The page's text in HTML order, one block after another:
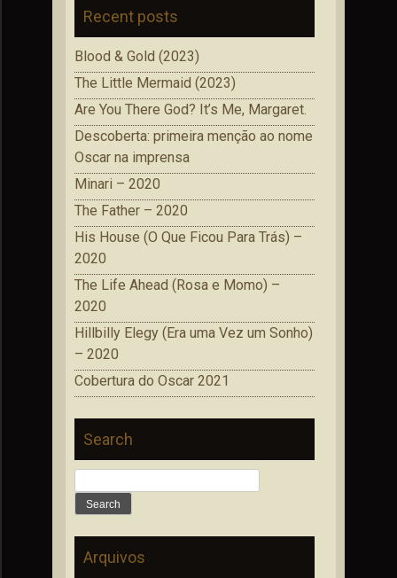
Recent posts
Blood & Gold (2023)
The Little Mermaid (2023)
Are You There God? It’s Me, Margaret.
Descoberta: primeira menção ao nome
Oscar na imprensa
Minari – 2020
The Father – 2020
His House (O Que Ficou Para Trás) –
2020
The Life Ahead (Rosa e Momo) –
2020
Hillbilly Elegy (Era uma Vez um Sonho)
– 2020
Cobertura do Oscar 2021
Search
for:
Arquivos